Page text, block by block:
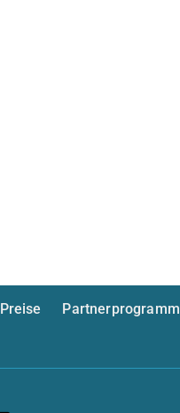
Preise
Partnerprogramm